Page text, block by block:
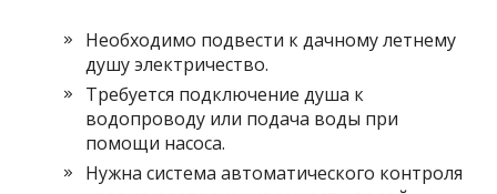
Необходимо подвести к дачному летнему
душу электричество.
Требуется подключение душа к
водопроводу или подача воды при
помощи насоса.
Нужна система автоматического контроля